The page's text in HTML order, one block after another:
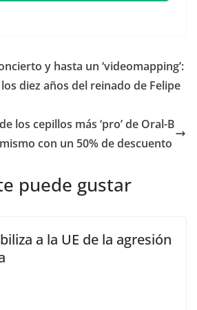
y hasta un ‘videomapping’:
diez años del reinado de Felipe
los cepillos más ‘pro’ de Oral-B
con un 50% de descuento
puede gustar
a la UE de la agresión